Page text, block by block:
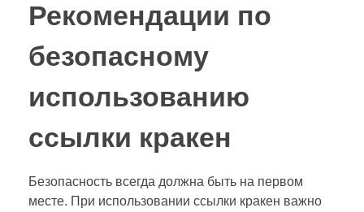
Рекомендации по
безопасному
использованию
ссылки кракен
Безопасность всегда должна быть на первом
месте. При использовании ссылки кракен важно